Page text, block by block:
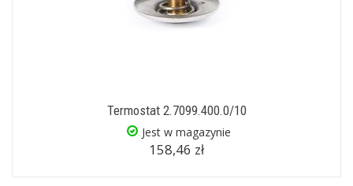
Termostat 2.7099.400.0/10
Jest w magazynie
158,46 zł